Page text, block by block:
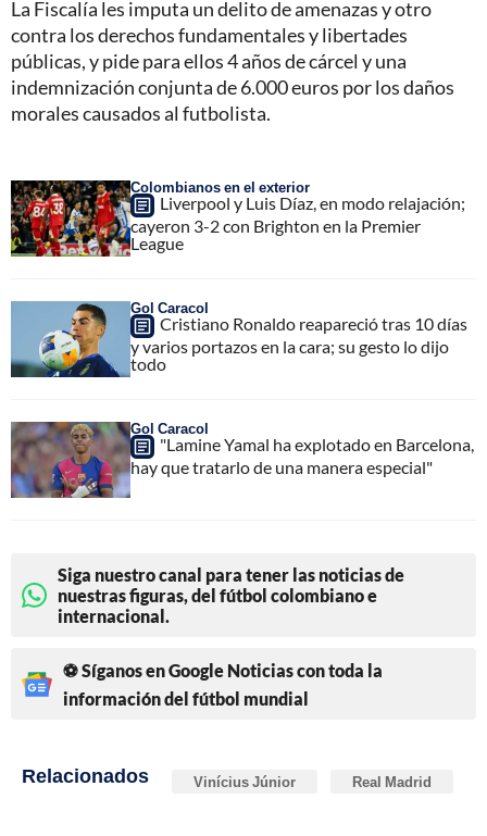
La Fiscalía les imputa un delito de amenazas y otro
contra los derechos fundamentales y libertades
públicas, y pide para ellos 4 años de cárcel y una
indemnización conjunta de 6.000 euros por los daños
morales causados al futbolista.
Colombianos en el exterior
Liverpool y Luis Díaz, en modo relajación;
cayeron 3-2 con Brighton en la Premier
League
Gol Caracol
Cristiano Ronaldo reapareció tras 10 días
y varios portazos en la cara; su gesto lo dijo
todo
Gol Caracol
"Lamine Yamal ha explotado en Barcelona,
hay que tratarlo de una manera especial"
Siga nuestro canal para tener las noticias de
nuestras figuras, del fútbol colombiano e
internacional.
⚽ Síganos en Google Noticias con toda la
información del fútbol mundial
Relacionados Vinícius Júnior Real Madrid